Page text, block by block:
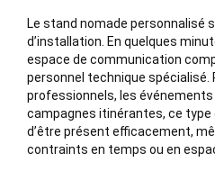
Le stand nomade personnalisé
d’installation. En quelques
espace de communication
personnel technique spécialisé.
professionnels, les
campagnes itinérantes, ce
d’être présent efficacement,
contraints en temps ou en